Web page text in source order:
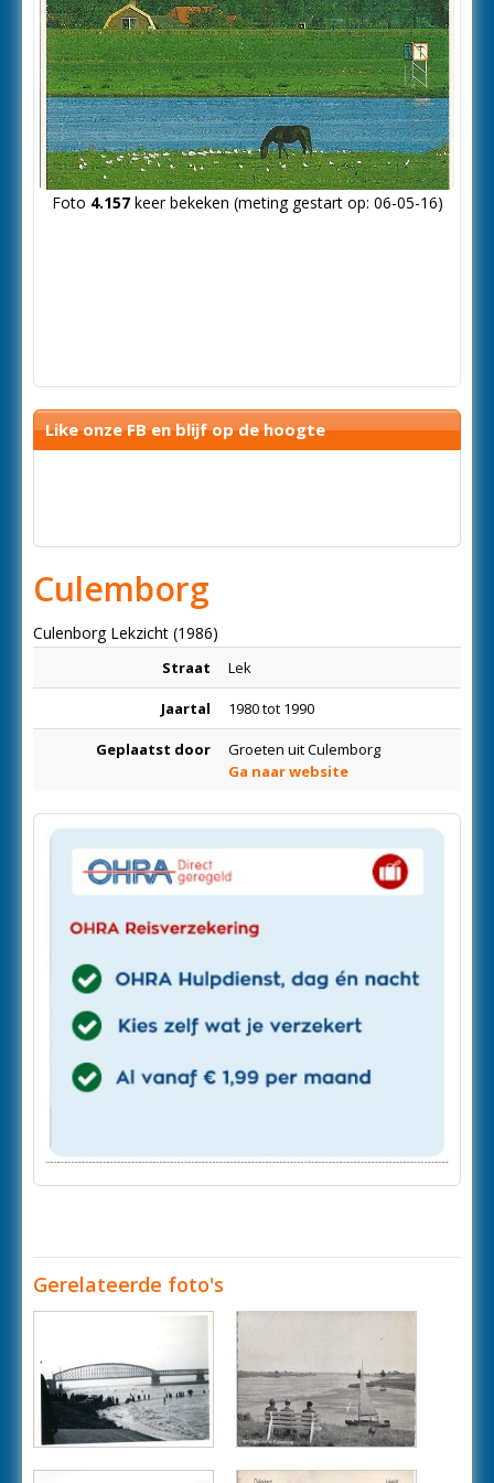
Foto 4.157keer bekeken (meting gestart op: 06-05-16)
Like onze FB en blijf op de hoogte
Culemborg
Culenborg Lekzicht (1986)
Straat Lek
Jaartal 1980 tot 1990
Geplaatst door
Groeten uit Culemborg
Ga naar website
Gerelateerde foto's